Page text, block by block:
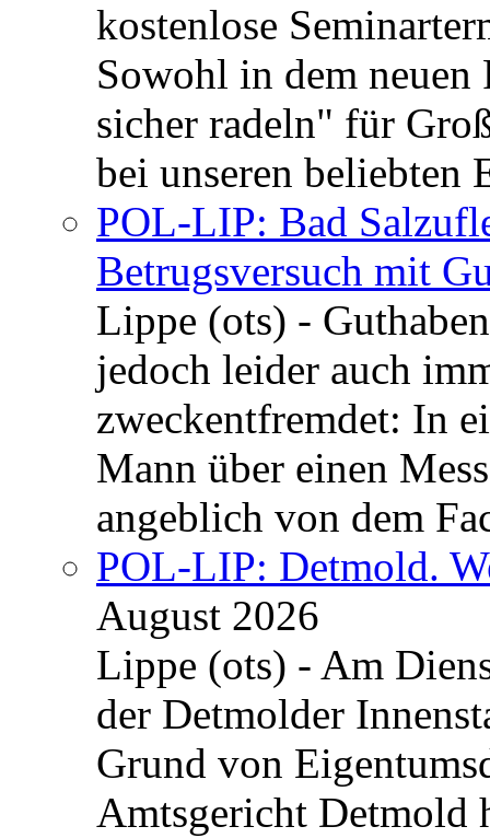
kostenlose
Sowohl in dem neuen
sicher radeln" für
bei unseren beliebten
POL-LIP: Bad
Betrugsversuch mit
Lippe (ots) -
jedoch leider auch
zweckentfremdet: In
Mann über einen
angeblich von dem
POL-LIP: Detmold.
August 2026
Lippe (ots) - Am
der Detmolder
Grund von
Amtsgericht Detmold